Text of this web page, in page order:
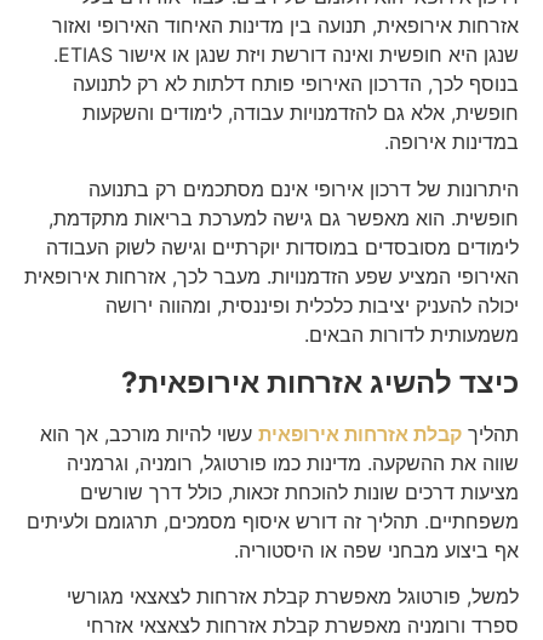
אזרחות אירופאית, תנועה בין מדינות האיחוד האירופי ואזור
שנגן היא חופשית ואינה דורשת ויזת שנגן או אישור ETIAS.
בנוסף לכך, הדרכון האירופי פותח דלתות לא רק לתנועה
חופשית, אלא גם להזדמנויות עבודה, לימודים והשקעות
במדינות אירופה.
היתרונות של דרכון אירופי אינם מסתכמים רק בתנועה
חופשית. הוא מאפשר גם גישה למערכת בריאות מתקדמת,
לימודים מסובסדים במוסדות יוקרתיים וגישה לשוק העבודה
האירופי המציע שפע הזדמנויות. מעבר לכך, אזרחות אירופאית
יכולה להעניק יציבות כלכלית ופיננסית, ומהווה ירושה
משמעותית לדורות הבאים.
כיצד להשיג אזרחות אירופאית?
תהליך קבלת אזרחות אירופאית עשוי להיות מורכב, אך הוא
שווה את ההשקעה. מדינות כמו פורטוגל, רומניה, וגרמניה
מציעות דרכים שונות להוכחת זכאות, כולל דרך שורשים
משפחתיים. תהליך זה דורש איסוף מסמכים, תרגומם ולעיתים
אף ביצוע מבחני שפה או היסטוריה.
למשל, פורטוגל מאפשרת קבלת אזרחות לצאצאי מגורשי
ספרד ורומניה מאפשרת קבלת אזרחות לצאצאי אזרחי